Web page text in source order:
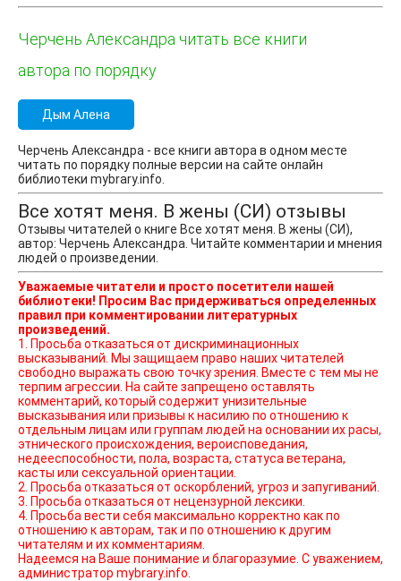
Черчень Александра читать все книги
автора по порядку
Дым Алена
Черчень Александра - все книги автора в одном месте
читать по порядку полные версии на сайте онлайн
библиотеки mybrary.info.
Все хотят меня. В жены (СИ) отзывы
Отзывы читателей о книге Все хотят меня. В жены (СИ),
автор: Черчень Александра. Читайте комментарии и мнения
людей о произведении.
Уважаемые читатели и просто посетители нашей
библиотеки! Просим Вас придерживаться определенных
правил при комментировании литературных
произведений.
1. Просьба отказаться от дискриминационных
высказываний. Мы защищаем право наших читателей
свободно выражать свою точку зрения. Вместе с тем мы не
терпим агрессии. На сайте запрещено оставлять
комментарий, который содержит унизительные
высказывания или призывы к насилию по отношению к
отдельным лицам или группам людей на основании их расы,
этнического происхождения, вероисповедания,
недееспособности, пола, возраста, статуса ветерана,
касты или сексуальной ориентации.
2. Просьба отказаться от оскорблений, угроз и запугиваний.
3. Просьба отказаться от нецензурной лексики.
4. Просьба вести себя максимально корректно как по
отношению к авторам, так и по отношению к другим
читателям и их комментариям.
Надеемся на Ваше понимание и благоразумие. С уважением,
администратор mybrary.info.